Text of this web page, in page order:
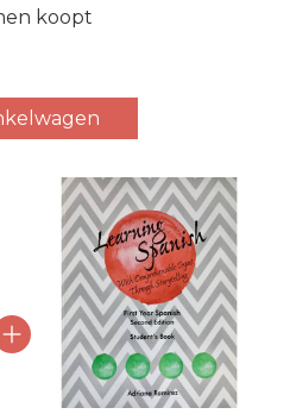
koopt
producten